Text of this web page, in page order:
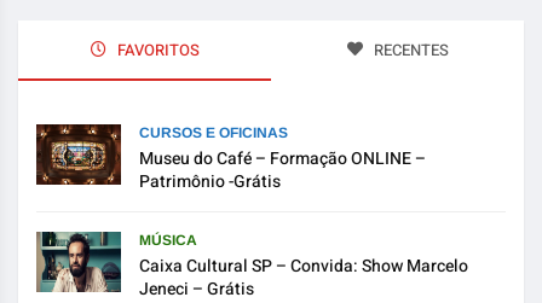
FAVORITOS RECENTES
CURSOS E OFICINAS
Museu do Café – Formação ONLINE –
Patrimônio -Grátis
MÚSICA
Caixa Cultural SP – Convida: Show Marcelo
Jeneci – Grátis